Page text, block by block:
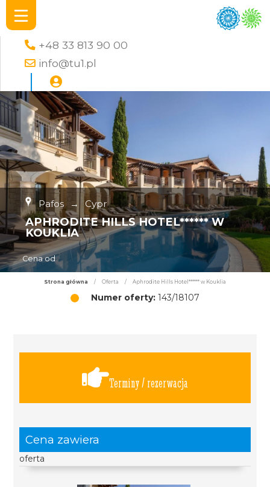
+48 33 813 90 00
info@tu1.pl
Pafos → Cypr
APHRODITE HILLS HOTEL****** W
KOUKLIA
Cena od
Strona główna / Oferta / Aphrodite Hills Hotel****** w Kouklia
Numer oferty: 143/18107
Terminy / rezerwacja
Cena zawiera
oferta